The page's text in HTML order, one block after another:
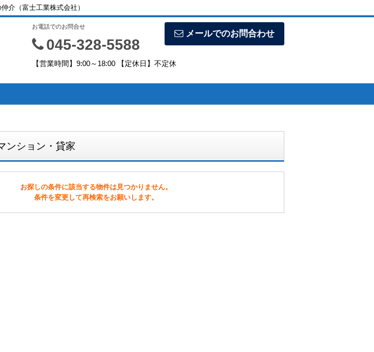
介（富士工業株式会社）
メールでのお問合わせ
お電話でのお問合せ
045-328-5588
【営業時間】9:00～18:00 【定休日】不定休
ンション・貸家
お探しの条件に該当する物件は見つかりません。
条件を変更して再検索をお願いします。